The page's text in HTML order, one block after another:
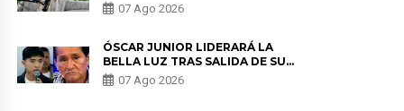
SALUD ANTES DE SEPARARSE DE
KORINA: “ME ENCONTRARON UN
07 Ago 2026
ÓSCAR JUNIOR LIDERARÁ LA
BELLA LUZ TRAS SALIDA DE SU
PADRE POR POLÉMICA CON
NALDY SALDAÑA
07 Ago 2026